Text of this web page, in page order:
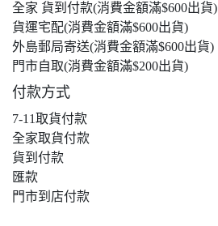
全家 貨到付款(消費金額滿$600出貨)
貨運宅配(消費金額滿$600出貨)
外島郵局寄送(消費金額滿$600出貨)
門市自取(消費金額滿$200出貨)
付款方式
7-11取貨付款
全家取貨付款
貨到付款
匯款
門市到店付款